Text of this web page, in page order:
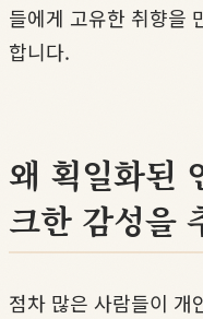
들에게 고유한 취향을
합니다.
왜 획일화된
크한 감성을
점차 많은 사람들이 개